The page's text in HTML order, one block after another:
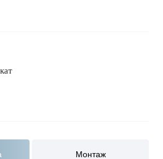
Монтаж